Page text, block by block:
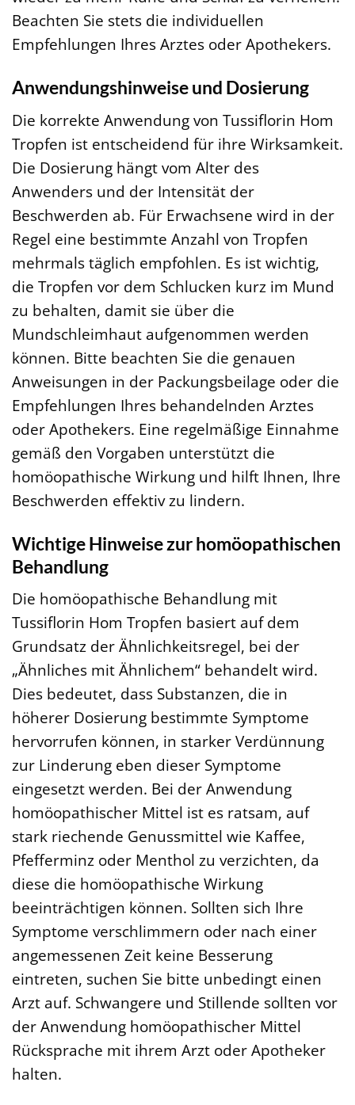
Beachten Sie stets die individuellen
Empfehlungen Ihres Arztes oder Apothekers.
Anwendungshinweise und Dosierung
Die korrekte Anwendung von Tussiflorin Hom
Tropfen ist entscheidend für ihre Wirksamkeit.
Die Dosierung hängt vom Alter des
Anwenders und der Intensität der
Beschwerden ab. Für Erwachsene wird in der
Regel eine bestimmte Anzahl von Tropfen
mehrmals täglich empfohlen. Es ist wichtig,
die Tropfen vor dem Schlucken kurz im Mund
zu behalten, damit sie über die
Mundschleimhaut aufgenommen werden
können. Bitte beachten Sie die genauen
Anweisungen in der Packungsbeilage oder die
Empfehlungen Ihres behandelnden Arztes
oder Apothekers. Eine regelmäßige Einnahme
gemäß den Vorgaben unterstützt die
homöopathische Wirkung und hilft Ihnen, Ihre
Beschwerden effektiv zu lindern.
Wichtige Hinweise zur homöopathischen
Behandlung
Die homöopathische Behandlung mit
Tussiflorin Hom Tropfen basiert auf dem
Grundsatz der Ähnlichkeitsregel, bei der
„Ähnliches mit Ähnlichem“ behandelt wird.
Dies bedeutet, dass Substanzen, die in
höherer Dosierung bestimmte Symptome
hervorrufen können, in starker Verdünnung
zur Linderung eben dieser Symptome
eingesetzt werden. Bei der Anwendung
homöopathischer Mittel ist es ratsam, auf
stark riechende Genussmittel wie Kaffee,
Pfefferminz oder Menthol zu verzichten, da
diese die homöopathische Wirkung
beeinträchtigen können. Sollten sich Ihre
Symptome verschlimmern oder nach einer
angemessenen Zeit keine Besserung
eintreten, suchen Sie bitte unbedingt einen
Arzt auf. Schwangere und Stillende sollten vor
der Anwendung homöopathischer Mittel
Rücksprache mit ihrem Arzt oder Apotheker
halten.